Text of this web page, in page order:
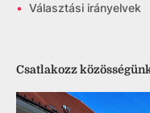
• Választási irányelvek
Csatlakozz